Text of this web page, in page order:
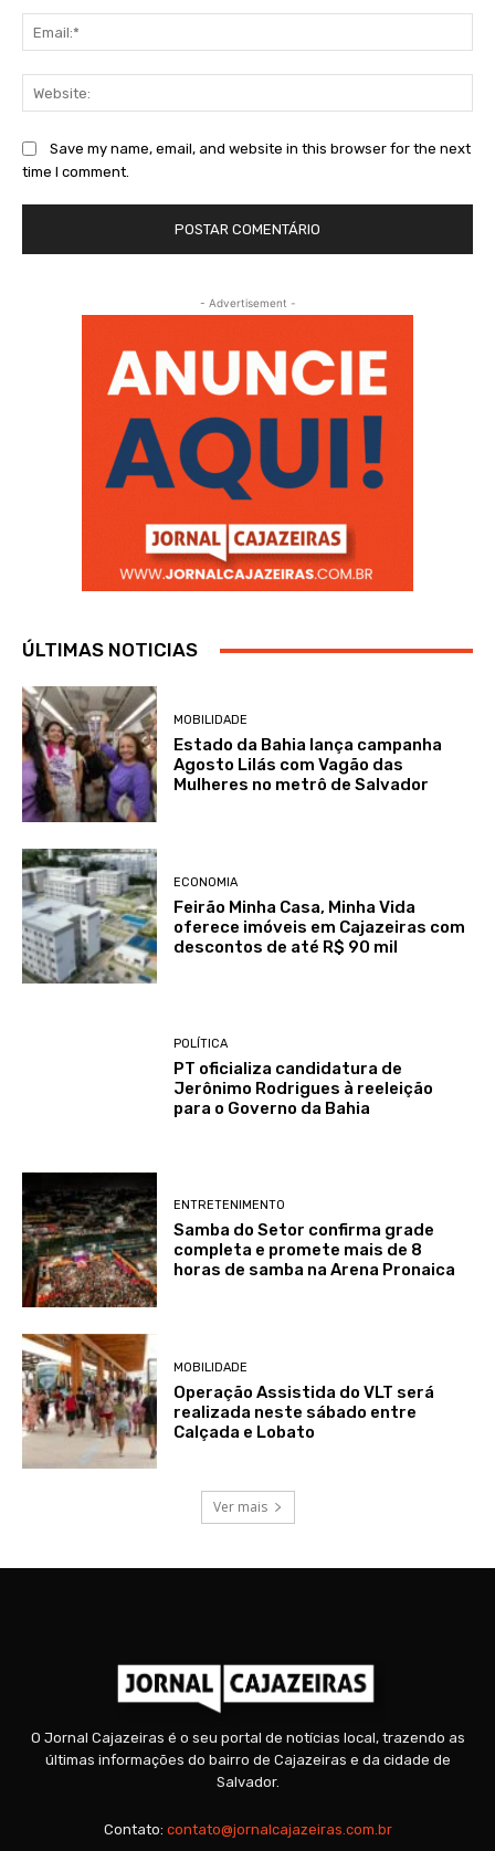
Save my name, email, and website in this browser for the next
time I comment.
- Advertisement -
ÚLTIMAS NOTICIAS
MOBILIDADE
Estado da Bahia lança campanha
Agosto Lilás com Vagão das
Mulheres no metrô de Salvador
ECONOMIA
Feirão Minha Casa, Minha Vida
oferece imóveis em Cajazeiras com
descontos de até R$ 90 mil
POLÍTICA
PT oficializa candidatura de
Jerônimo Rodrigues à reeleição
para o Governo da Bahia
ENTRETENIMENTO
Samba do Setor confirma grade
completa e promete mais de 8
horas de samba na Arena Pronaica
MOBILIDADE
Operação Assistida do VLT será
realizada neste sábado entre
Calçada e Lobato
Ver mais
O Jornal Cajazeiras é o seu portal de notícias local, trazendo as
últimas informações do bairro de Cajazeiras e da cidade de
Salvador.
Contato: contato@jornalcajazeiras.com.br